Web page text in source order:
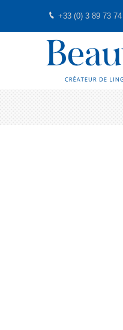
+33 (0) 3 89 73
Beauvillé Creator